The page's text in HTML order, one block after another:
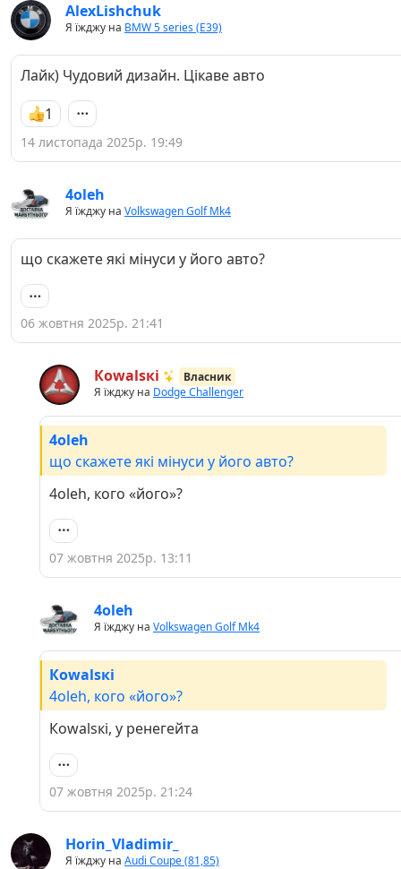
AlexLishchuk
Я їжджу на BMW 5 series (E39)
Лайк) Чудовий дизайн. Цікаве авто
1
14 листопада 2025р. 19:49
4oleh
Я їжджу на Volkswagen Golf Mk4
що скажете які мінуси у його авто?
06 жовтня 2025р. 21:41
Кowаlsкі
Власник
Я їжджу на Dodge Challenger
4oleh
що скажете які мінуси у його авто?
4oleh, кого «його»?
07 жовтня 2025р. 13:11
4oleh
Я їжджу на Volkswagen Golf Mk4
Кowаlsкі
4oleh, кого «його»?
Кowаlsкі, у ренегейта
07 жовтня 2025р. 21:24
Horin_Vladimir_
Я їжджу на Audi Coupe (81,85)